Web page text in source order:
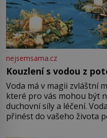
nejsemsama.cz
Kouzlení s vodou z
Voda má v magii zvláštní
které pro vás mohou být
duchovní síly a léčení.
přinést do vašeho života